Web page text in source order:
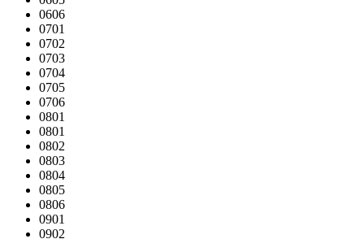
0606
0701
0702
0703
0704
0705
0706
0801
0801
0802
0803
0804
0805
0806
0901
0902